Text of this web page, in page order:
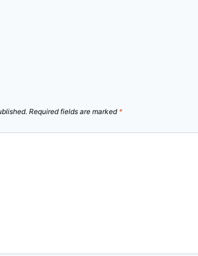
Required fields are marked *